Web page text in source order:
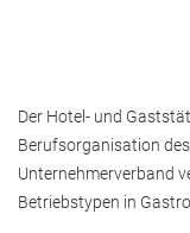
Der Hotel- und
Berufsorganisation
Unternehmerverband
Betriebstypen in